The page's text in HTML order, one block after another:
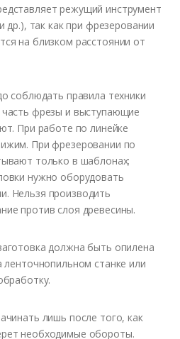
режущий инструмент
так как при фрезеровании
на близком расстоянии от
соблюдать правила техники
фрезы и выступающие
При работе по линейке
При фрезеровании по
только в шаблонах;
нужно оборудовать
Нельзя производить
против слоя древесины.
должна быть опилена
станке или
лишь после того, как
необходимые обороты.